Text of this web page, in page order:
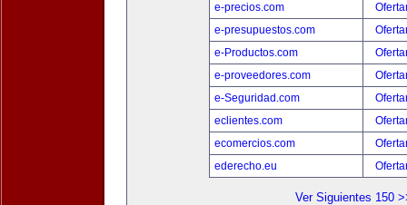
e-precios.com
e-presupuestos.com
e-Productos.com
e-proveedores.com
e-Seguridad.com
eclientes.com
ecomercios.com
ederecho.eu
Ver Siguientes 150